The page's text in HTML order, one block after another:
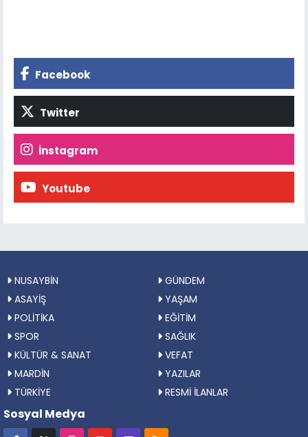
Facebook
Twitter
İnstagram
Youtube
NUSAYBİN
GÜNDEM
ASAYİŞ
YAŞAM
POLİTİKA
EĞİTİM
SPOR
SAĞLIK
KÜLTÜR & SANAT
VEFAT
MARDİN
YAZILAR
TÜRKİYE
RESMİ İLANLAR
Sosyal Medya